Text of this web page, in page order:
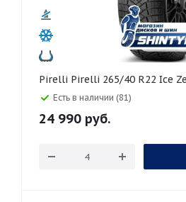
Pirelli Pirelli 265/40 R22 Ice
Есть в наличии (81)
24 990 руб.